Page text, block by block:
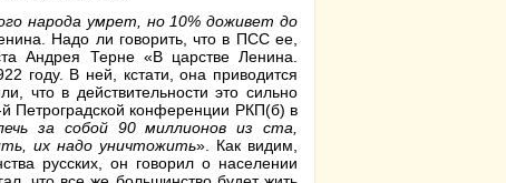
народа умрет, но 10% доживет до
Надо ли говорить, что в ПСС ее,
Андрея Терне «В царстве Ленина.
году. В ней, кстати, она приводится
что в действительности это сильно
Петроградской конференции РКП(б) в
за собой 90 миллионов из ста,
их надо уничтожить». Как видим,
русских, он говорил о населении